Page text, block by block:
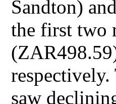
Sandton)
the first two
saw